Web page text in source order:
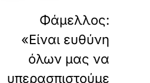
Φάμελλος:
«Είναι ευθύνη
όλων μας να
υπερασπιστούμε